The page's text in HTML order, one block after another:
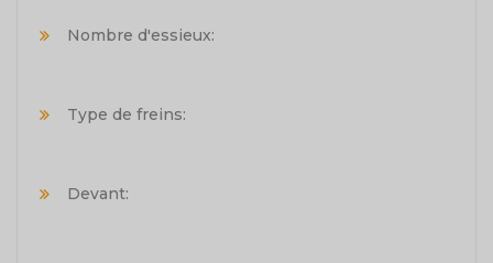
Nombre d'essieux:
Type de freins:
Devant: